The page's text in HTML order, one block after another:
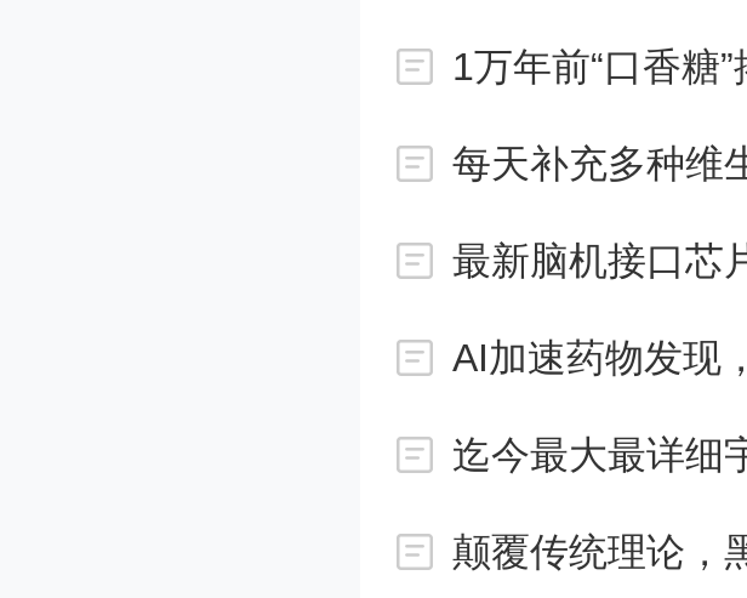
研究人员表示，他
一个强大的逻辑量
这是一个非凡而独
不足以提供必要的
明，使用最具创新
1万年前“口香糖
每天补充多种维
AI加速药物发现
迄今最大最详细